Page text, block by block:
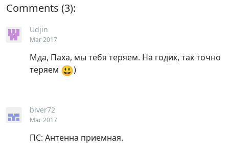
Comments
Udjin
Mar 2017
Мда, Паха, мы тебя теряем. На годик, так точно
теряем 😃)
biver72
Mar 2017
ПС: Антенна приемная.